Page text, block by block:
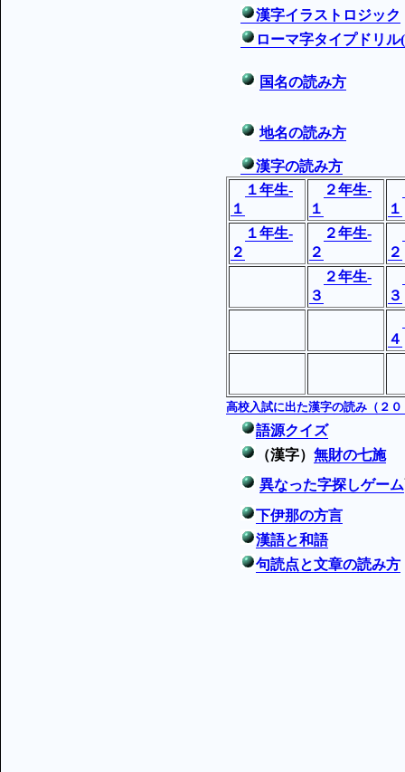
漢字イラストロジック
ローマ字タイプドリル
国名の読み方
地名の読み方
漢字の読み方
１年生-
１
２年生-
１
１
１年生-
２
２年生-
２
２
２年生-
３
３
４
高校入試に出た漢字の読み（２
語源クイズ
（漢字） 無財の七施
異なった字探しゲーム
下伊那の方言
漢語と和語
句読点と文章の読み方